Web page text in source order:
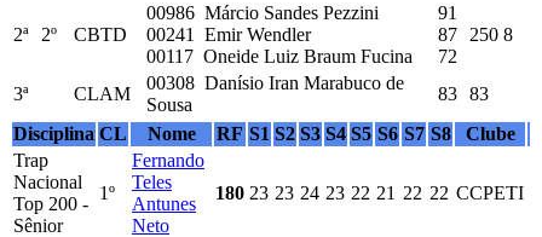
2ª 2º CBTD
00986 Márcio Sandes Pezzini
00241 Emir Wendler
00117 Oneide Luiz Braum Fucina
91
87
72
250 8
3ª CLAM
00308 Danísio Iran Marabuco de
Sousa
83 83
Disciplina CL Nome RF S1 S2 S3 S4 S5 S6 S7 S8
Clube
Trap
Nacional
Top 200 -
Sênior
1º
Fernando
Teles
Antunes
Neto
180 23 23 24 23 22 21 22 22 CCPETI